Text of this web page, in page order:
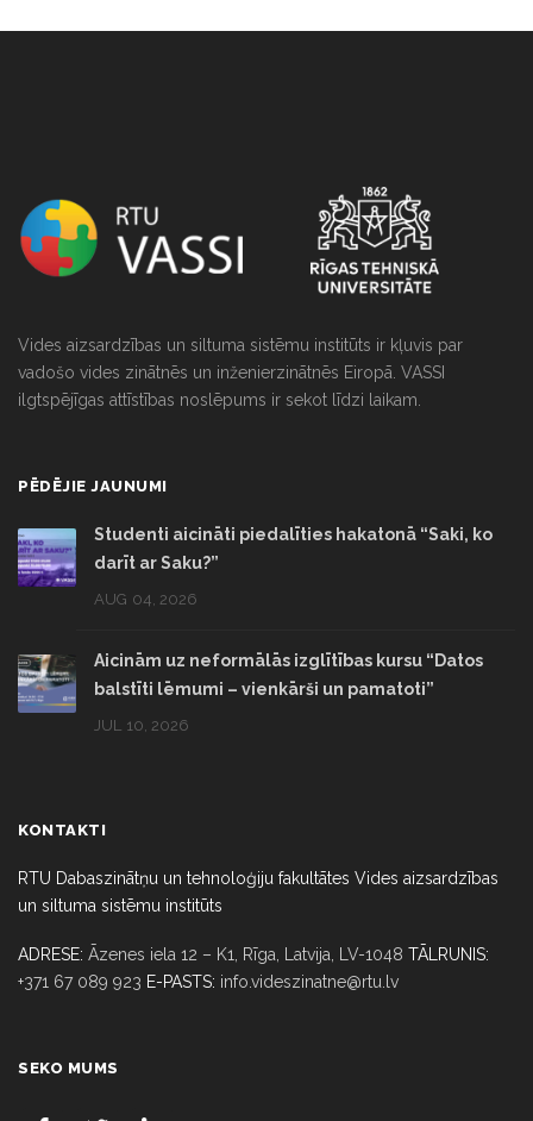
Vides aizsardzības un siltuma sistēmu institūts ir kļuvis par
vadošo vides zinātnēs un inženierzinātnēs Eiropā. VASSI
ilgtspējīgas attīstības noslēpums ir sekot līdzi laikam.
PĒDĒJIE JAUNUMI
Studenti aicināti piedalīties hakatonā “Saki, ko
darīt ar Saku?”
AUG 04, 2026
Aicinām uz neformālās izglītības kursu “Datos
balstīti lēmumi – vienkārši un pamatoti”
JUL 10, 2026
KONTAKTI
RTU Dabaszinātņu un tehnoloģiju fakultātes Vides aizsardzības
un siltuma sistēmu institūts
ADRESE: Āzenes iela 12 – K1, Rīga, Latvija, LV-1048 TĀLRUNIS:
+371 67 089 923 E-PASTS: info.videszinatne@rtu.lv
SEKO MUMS